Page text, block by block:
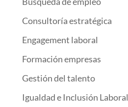
Consultoría estratégica
Engagement laboral
Formación empresas
Gestión del talento
Igualdad e Inclusión Laboral